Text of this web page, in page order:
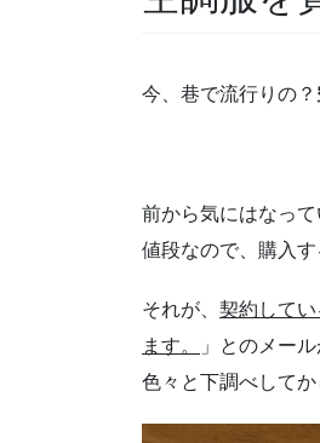
今、巷で流行りの？
前から気にはなっ
値段なので、購入す
それが、 契約して
ます。
」とのメー
色々と下調べしてか